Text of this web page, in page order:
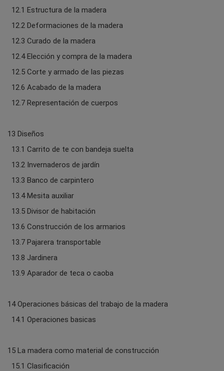
12.1 Estructura de la madera
12.2 Deformaciones de la madera
12.3 Curado de la madera
12.4 Elección y compra de la madera
12.5 Corte y armado de las piezas
12.6 Acabado de la madera
12.7 Representación de cuerpos
13 Diseños
13.1 Carrito de te con bandeja suelta
13.2 Invernaderos de jardín
13.3 Banco de carpintero
13.4 Mesita auxiliar
13.5 Divisor de habitación
13.6 Construcción de los armarios
13.7 Pajarera transportable
13.8 Jardinera
13.9 Aparador de teca o caoba
14 Operaciones básicas del trabajo de la madera
14.1 Operaciones basicas
15 La madera como material de construcción
15.1 Clasificación